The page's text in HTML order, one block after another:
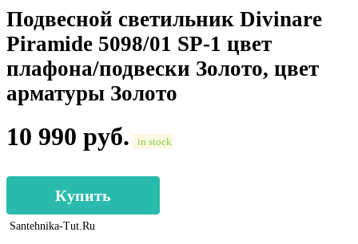
Подвесной светильник Divinare
Piramide 5098/01 SP-1 цвет
плафона/подвески Золото, цвет
арматуры Золото
10 990 руб. in stock
Купить
Santehnika-Tut.ru